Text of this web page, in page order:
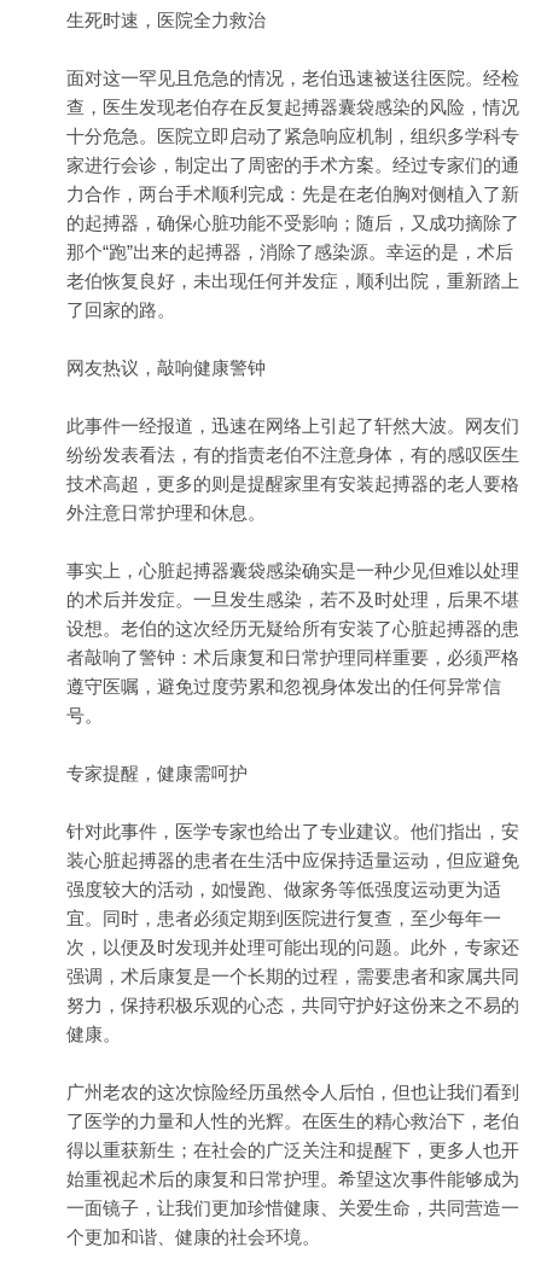
生死时速，医院全力救治
面对这一罕见且危急的情况，老伯迅速被送往医院。经检
查，医生发现老伯存在反复起搏器囊袋感染的风险，情况
十分危急。医院立即启动了紧急响应机制，组织多学科专
家进行会诊，制定出了周密的手术方案。经过专家们的通
力合作，两台手术顺利完成：先是在老伯胸对侧植入了新
的起搏器，确保心脏功能不受影响；随后，又成功摘除了
那个“跑”出来的起搏器，消除了感染源。幸运的是，术后
老伯恢复良好，未出现任何并发症，顺利出院，重新踏上
了回家的路。
网友热议，敲响健康警钟
此事件一经报道，迅速在网络上引起了轩然大波。网友们
纷纷发表看法，有的指责老伯不注意身体，有的感叹医生
技术高超，更多的则是提醒家里有安装起搏器的老人要格
外注意日常护理和休息。
事实上，心脏起搏器囊袋感染确实是一种少见但难以处理
的术后并发症。一旦发生感染，若不及时处理，后果不堪
设想。老伯的这次经历无疑给所有安装了心脏起搏器的患
者敲响了警钟：术后康复和日常护理同样重要，必须严格
遵守医嘱，避免过度劳累和忽视身体发出的任何异常信
号。
专家提醒，健康需呵护
针对此事件，医学专家也给出了专业建议。他们指出，安
装心脏起搏器的患者在生活中应保持适量运动，但应避免
强度较大的活动，如慢跑、做家务等低强度运动更为适
宜。同时，患者必须定期到医院进行复查，至少每年一
次，以便及时发现并处理可能出现的问题。此外，专家还
强调，术后康复是一个长期的过程，需要患者和家属共同
努力，保持积极乐观的心态，共同守护好这份来之不易的
健康。
广州老农的这次惊险经历虽然令人后怕，但也让我们看到
了医学的力量和人性的光辉。在医生的精心救治下，老伯
得以重获新生；在社会的广泛关注和提醒下，更多人也开
始重视起术后的康复和日常护理。希望这次事件能够成为
一面镜子，让我们更加珍惜健康、关爱生命，共同营造一
个更加和谐、健康的社会环境。